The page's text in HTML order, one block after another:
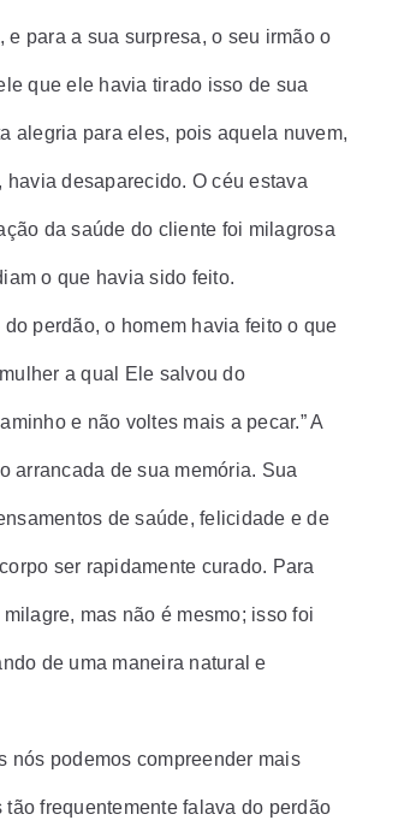
e para a sua surpresa, o seu irmão o
que ele havia tirado isso de sua
alegria para eles, pois aquela nuvem,
desaparecido. O céu estava
da saúde do cliente foi milagrosa
o que havia sido feito.
perdão, o homem havia feito o que
a qual Ele salvou do
e não voltes mais a pecar.” A
arrancada de sua memória. Sua
de saúde, felicidade e de
ser rapidamente curado. Para
mas não é mesmo; isso foi
de uma maneira natural e
nós podemos compreender mais
frequentemente falava do perdão